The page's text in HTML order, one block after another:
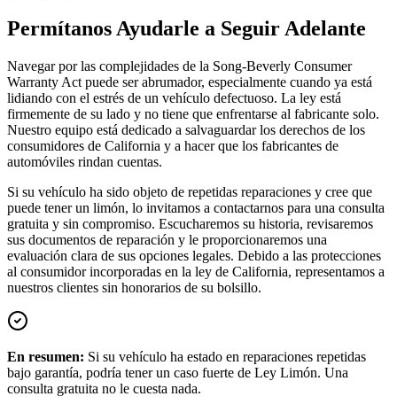
Permítanos Ayudarle a Seguir Adelante
Navegar por las complejidades de la Song-Beverly Consumer
Warranty Act puede ser abrumador, especialmente cuando ya está
lidiando con el estrés de un vehículo defectuoso. La ley está
firmemente de su lado y no tiene que enfrentarse al fabricante solo.
Nuestro equipo está dedicado a salvaguardar los derechos de los
consumidores de California y a hacer que los fabricantes de
automóviles rindan cuentas.
Si su vehículo ha sido objeto de repetidas reparaciones y cree que
puede tener un limón, lo invitamos a contactarnos para una consulta
gratuita y sin compromiso. Escucharemos su historia, revisaremos
sus documentos de reparación y le proporcionaremos una
evaluación clara de sus opciones legales. Debido a las protecciones
al consumidor incorporadas en la ley de California, representamos a
nuestros clientes sin honorarios de su bolsillo.
En resumen: Si su vehículo ha estado en reparaciones repetidas
bajo garantía, podría tener un caso fuerte de Ley Limón. Una
consulta gratuita no le cuesta nada.